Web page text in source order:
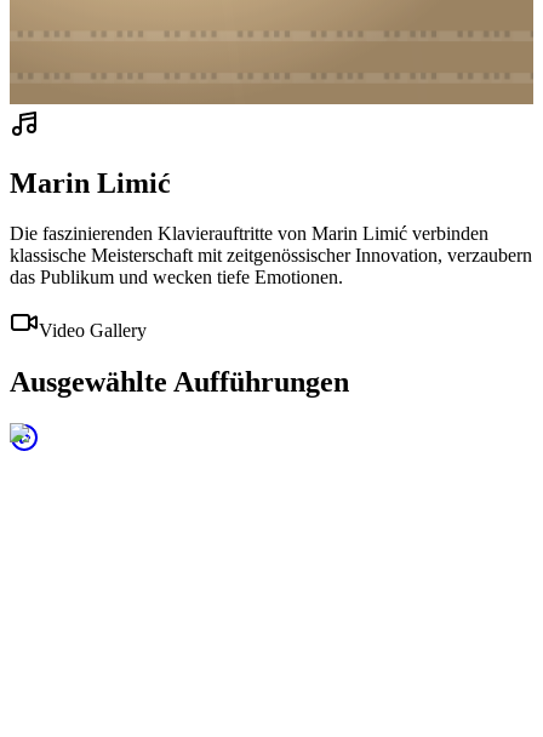
Marin Limić
Die faszinierenden Klavierauftritte von Marin Limić verbinden
klassische Meisterschaft mit zeitgenössischer Innovation, verzaubern
das Publikum und wecken tiefe Emotionen.
Video Gallery
Ausgewählte Aufführungen